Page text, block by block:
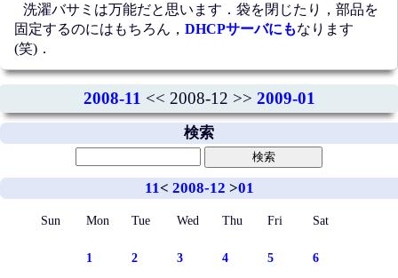
洗濯バサミは万能だと思います．袋を閉じたり，部品を
固定するのにはもちろん， DHCPサーバにもなります
(笑)．
2008-11 << 2008-12 >> 2009-01
検索
11< 2008-12 >01
Sun Mon Tue Wed Thu Fri Sat
1 2 3 4 5 6